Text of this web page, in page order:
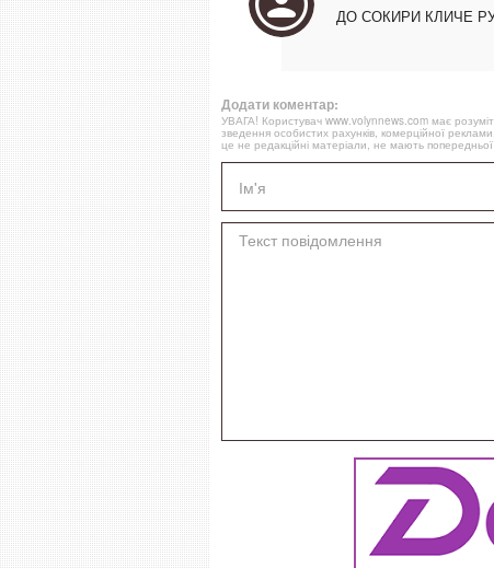
ДО СОКИРИ КЛИЧЕ
Додати коментар:
УВАГА! Користувач www.volynnews.com має
зведення особистих рахунків, комерційної
це не редакційні матеріали, не мають попередньої